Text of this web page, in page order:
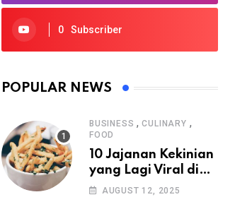
0 Subscriber
POPULAR NEWS
BUSINESS ,CULINARY ,
FOOD
10 Jajanan Kekinian
yang Lagi Viral di
2025
AUGUST 12, 2025